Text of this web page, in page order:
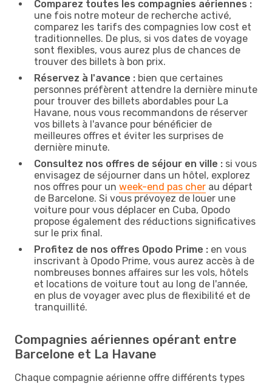
Comparez toutes les compagnies aériennes :
une fois notre moteur de recherche activé,
comparez les tarifs des compagnies low cost et
traditionnelles. De plus, si vos dates de voyage
sont flexibles, vous aurez plus de chances de
trouver des billets à bon prix.
Réservez à l'avance : bien que certaines
personnes préfèrent attendre la dernière minute
pour trouver des billets abordables pour La
Havane, nous vous recommandons de réserver
vos billets à l'avance pour bénéficier de
meilleures offres et éviter les surprises de
dernière minute.
Consultez nos offres de séjour en ville : si vous
envisagez de séjourner dans un hôtel, explorez
nos offres pour un week-end pas cher au départ
de Barcelone. Si vous prévoyez de louer une
voiture pour vous déplacer en Cuba, Opodo
propose également des réductions significatives
sur le prix final.
Profitez de nos offres Opodo Prime : en vous
inscrivant à Opodo Prime, vous aurez accès à de
nombreuses bonnes affaires sur les vols, hôtels
et locations de voiture tout au long de l'année,
en plus de voyager avec plus de flexibilité et de
tranquillité.
Compagnies aériennes opérant entre
Barcelone et La Havane
Chaque compagnie aérienne offre différents types